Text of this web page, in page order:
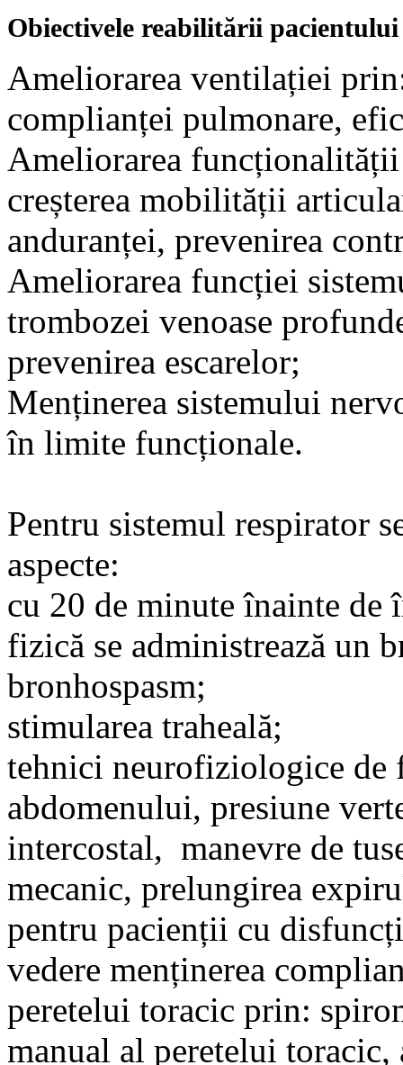
Obiectivele reabilitării
Ameliorarea ventilației
complianței pulmonare,
Ameliorarea
creșterea mobilității
anduranței, prevenirea
Ameliorarea funcției
trombozei venoase
prevenirea escarelor;
Menținerea sistemului
în limite funcționale.
Pentru sistemul respirator
aspecte:
cu 20 de minute înainte de
fizică se administrează un
bronhospasm;
stimularea traheală;
tehnici neurofiziologice de
abdomenului, presiune
intercostal, manevre de
mecanic, prelungirea
pentru pacienții cu
vedere menținerea
peretelui toracic prin:
manual al peretelui